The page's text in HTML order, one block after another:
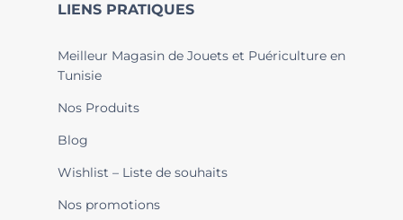
LIENS PRATIQUES
Meilleur Magasin de Jouets et Puériculture en
Tunisie
Nos Produits
Blog
Wishlist – Liste de souhaits
Nos promotions